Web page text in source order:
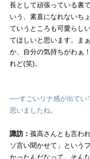
長として頑張っている裏
いう、素直になれないち
ていうところも可愛らし
てほしいと思います。ま
か、自分の気持ちがわぁ
れど(笑)。
──すごいリナ感が出てい
思いましたね。
諏訪： 孤高さんとも言わ
ソ言い聞かせて」という
かったんだなって。そん